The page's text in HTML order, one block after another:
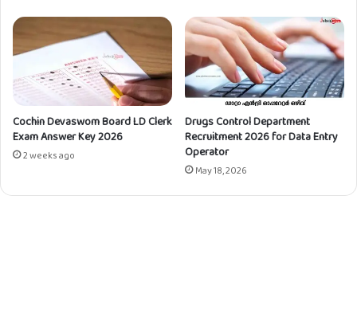
Cochin Devaswom Board LD Clerk
Exam Answer Key 2026
2 weeks ago
Drugs Control Department
Recruitment 2026 for Data Entry
Operator
May 18, 2026